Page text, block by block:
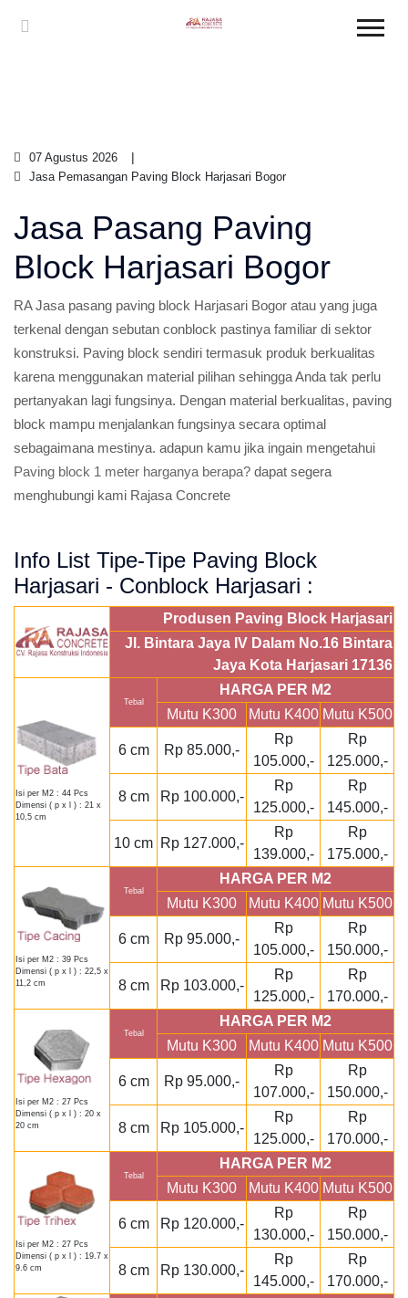
07 Agustus 2026
Jasa Pemasangan Paving Block Harjasari Bogor
Jasa Pasang Paving
Block Harjasari Bogor
RA Jasa pasang paving block Harjasari Bogor atau yang juga
terkenal dengan sebutan conblock pastinya familiar di sektor
konstruksi. Paving block sendiri termasuk produk berkualitas
karena menggunakan material pilihan sehingga Anda tak perlu
pertanyakan lagi fungsinya. Dengan material berkualitas, paving
block mampu menjalankan fungsinya secara optimal
sebagaimana mestinya. adapun kamu jika ingain mengetahui
Paving block 1 meter harganya berapa? dapat segera
menghubungi kami Rajasa Concrete
Info List Tipe-Tipe Paving Block
Harjasari - Conblock Harjasari :
Produsen Paving Block Harjasari
Jl. Bintara Jaya IV Dalam No.16 Bintara
Jaya Kota Harjasari 17136
Isi per M2 : 44 Pcs
Dimensi ( p x l ) : 21 x
10,5 cm
Tebal
HARGA PER M2
Mutu K300
Mutu K400 Mutu K500
6 cm Rp 85.000,-
Rp
105.000,-
Rp
125.000,-
8 cm Rp 100.000,-
Rp
125.000,-
Rp
145.000,-
10 cm Rp 127.000,-
Rp
139.000,-
Rp
175.000,-
Isi per M2 : 39 Pcs
Dimensi ( p x l ) : 22,5 x
11,2 cm
Tebal
HARGA PER M2
Mutu K300
Mutu K400 Mutu K500
6 cm Rp 95.000,-
Rp
105.000,-
Rp
150.000,-
8 cm Rp 103.000,-
Rp
125.000,-
Rp
170.000,-
Isi per M2 : 27 Pcs
Dimensi ( p x l ) : 20 x
20 cm
Tebal
HARGA PER M2
Mutu K300
Mutu K400 Mutu K500
6 cm Rp 95.000,-
Rp
107.000,-
Rp
150.000,-
8 cm Rp 105.000,-
Rp
125.000,-
Rp
170.000,-
Isi per M2 : 27 Pcs
Dimensi ( p x l ) : 19.7 x
9.6 cm
Tebal
HARGA PER M2
Mutu K300
Mutu K400 Mutu K500
6 cm Rp 120.000,-
Rp
130.000,-
Rp
150.000,-
8 cm Rp 130.000,-
Rp
145.000,-
Rp
170.000,-